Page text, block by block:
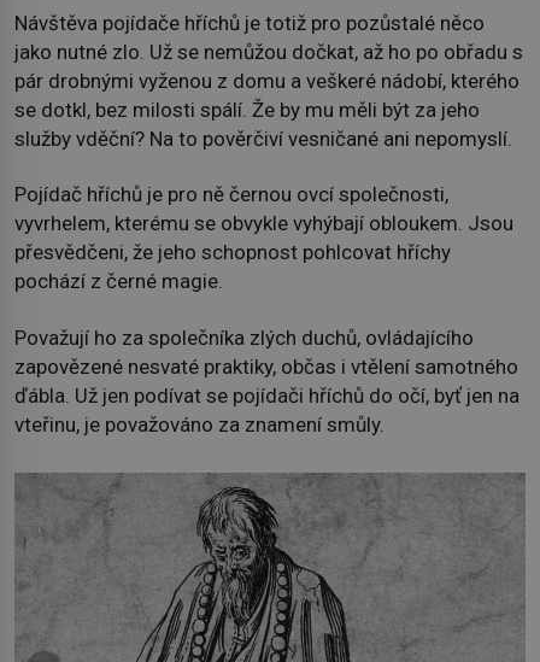
Návštěva pojídače hříchů je totiž pro pozůstalé něco
jako nutné zlo. Už se nemůžou dočkat, až ho po obřadu s
pár drobnými vyženou z domu a veškeré nádobí, kterého
se dotkl, bez milosti spálí. Že by mu měli být za jeho
služby vděční? Na to pověrčiví vesničané ani nepomyslí.
Pojídač hříchů je pro ně černou ovcí společnosti,
vyvrhelem, kterému se obvykle vyhýbají obloukem. Jsou
přesvědčeni, že jeho schopnost pohlcovat hříchy
pochází z černé magie.
Považují ho za společníka zlých duchů, ovládajícího
zapovězené nesvaté praktiky, občas i vtělení samotného
ďábla. Už jen podívat se pojídači hříchů do očí, byť jen na
vteřinu, je považováno za znamení smůly.